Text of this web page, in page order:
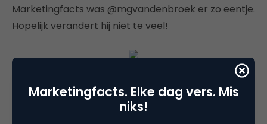
Marketingfacts was @mgvandenbroek er zo eentje.
Hopelijk verandert hij niet te veel!
Marketingfacts. Elke dag vers. Mis
niks!